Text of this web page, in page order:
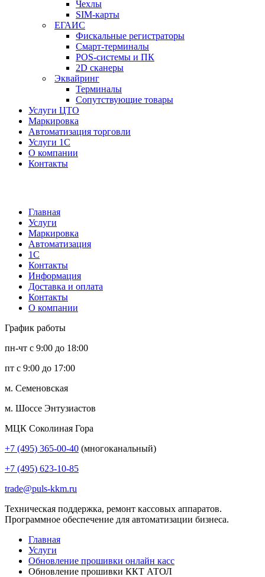
Чехлы
SIM-карты
ЕГАИС
Фискальные регистраторы
Смарт-терминалы
POS-системы и ПК
2D сканеры
Эквайринг
Терминалы
Сопутствующие товары
Услуги ЦТО
Маркировка
Автоматизация торговли
Услуги 1С
О компании
Контакты
Главная
Услуги
Маркировка
Автоматизация
1С
Контакты
Информация
Доставка и оплата
Контакты
О компании
График работы
пн-чт с 9:00 до 18:00
пт с 9:00 до 17:00
м. Семеновская
м. Шоссе Энтузиастов
МЦК Соколиная Гора
+7 (495) 365-00-40 (многоканальный)
+7 (495) 623-10-85
trade@puls-kkm.ru
Техническая поддержка, ремонт кассовых аппаратов.
Программное обеспечение для автоматизации бизнеса.
Главная
Услуги
Обновление прошивки онлайн касс
Обновление прошивки ККТ АТОЛ